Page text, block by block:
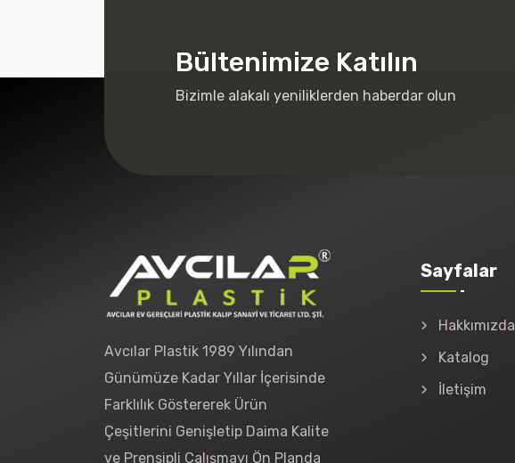
Bültenimize Katılın
Bizimle alakalı yeniliklerden haberdar olun
Avcılar Plastik 1989 Yılından
Günümüze Kadar Yıllar İçerisinde
Farklılık Göstererek Ürün
Çeşitlerini Genişletip Daima Kalite
ve Prensipli Çalışmayı Ön Planda
Sayfalar
Hakkımızda
Katalog
İletişim